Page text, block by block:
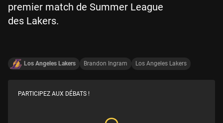
premier match de Summer League
des Lakers.
Los Angeles Lakers Brandon Ingram Los Angeles Lakers
PARTICIPEZ AUX DÉBATS !